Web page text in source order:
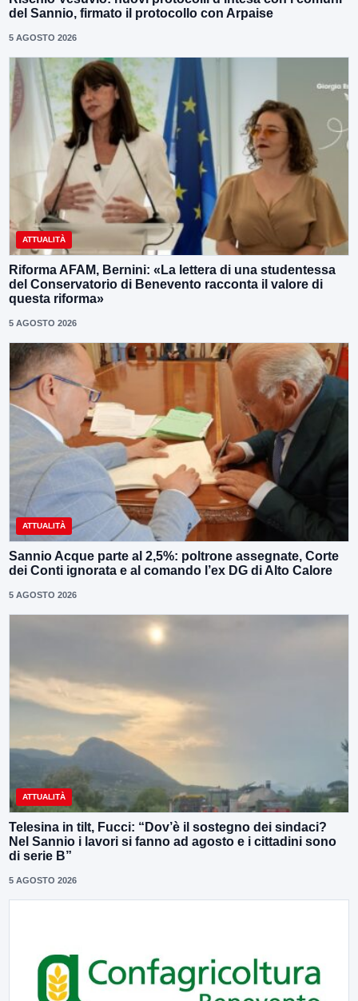
del Sannio, firmato il protocollo con Arpaise
5 AGOSTO 2026
ATTUALITÀ
Riforma AFAM, Bernini: «La lettera di una studentessa
del Conservatorio di Benevento racconta il valore di
questa riforma»
5 AGOSTO 2026
ATTUALITÀ
Sannio Acque parte al 2,5%: poltrone assegnate, Corte
dei Conti ignorata e al comando l’ex DG di Alto Calore
5 AGOSTO 2026
ATTUALITÀ
Telesina in tilt, Fucci: “Dov’è il sostegno dei sindaci?
Nel Sannio i lavori si fanno ad agosto e i cittadini sono
di serie B”
5 AGOSTO 2026